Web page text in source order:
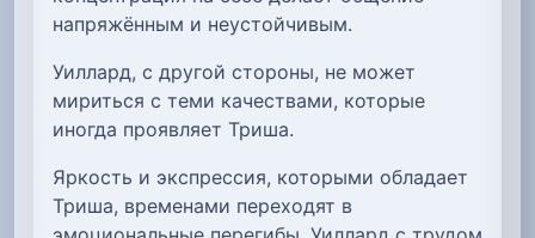
напряжённым и неустойчивым.
Уиллард, с другой стороны, не может
мириться с теми качествами, которые
иногда проявляет Триша.
Яркость и экспрессия, которыми обладает
Триша, временами переходят в